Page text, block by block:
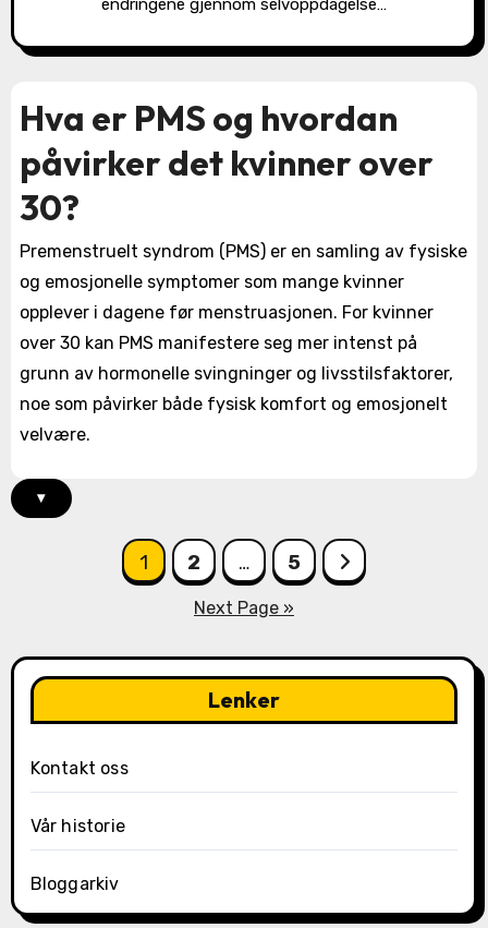
endringene gjennom selvoppdagelse…
Hva er PMS og hvordan
påvirker det kvinner over
30?
Premenstruelt syndrom (PMS) er en samling av fysiske
og emosjonelle symptomer som mange kvinner
opplever i dagene før menstruasjonen. For kvinner
over 30 kan PMS manifestere seg mer intenst på
grunn av hormonelle svingninger og livsstilsfaktorer,
noe som påvirker både fysisk komfort og emosjonelt
velvære.
▾
1 2 … 5
Next Page »
Lenker
Kontakt oss
Vår historie
Bloggarkiv